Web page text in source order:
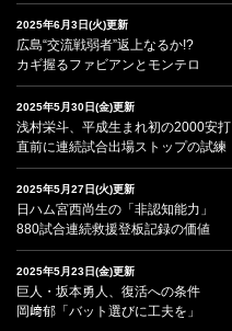
2025年6月3日(火)更新
広島“交流戦弱者”返上なるか!?
カギ握るファビアンとモンテロ
2025年5月30日(金)更新
浅村栄斗、平成生まれ初の2000安打
直前に連続試合出場ストップの試練
2025年5月27日(火)更新
日ハム宮西尚生の「非認知能力」
880試合連続救援登板記録の価値
2025年5月23日(金)更新
巨人・坂本勇人、復活への条件
岡﨑郁「バット選びに工夫を」